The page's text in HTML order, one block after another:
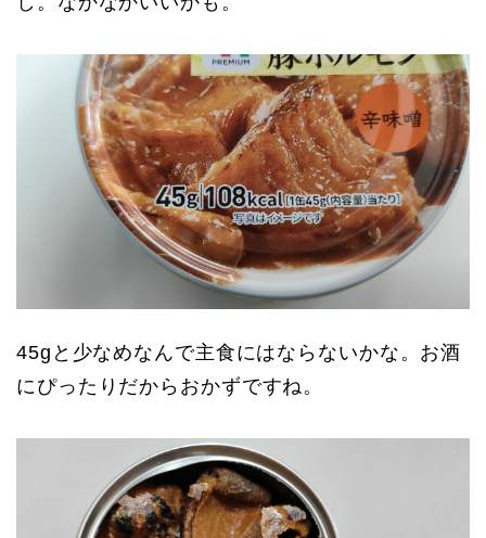
45gと少なめなんで主食にはならないかな。お酒
にぴったりだからおかずですね。